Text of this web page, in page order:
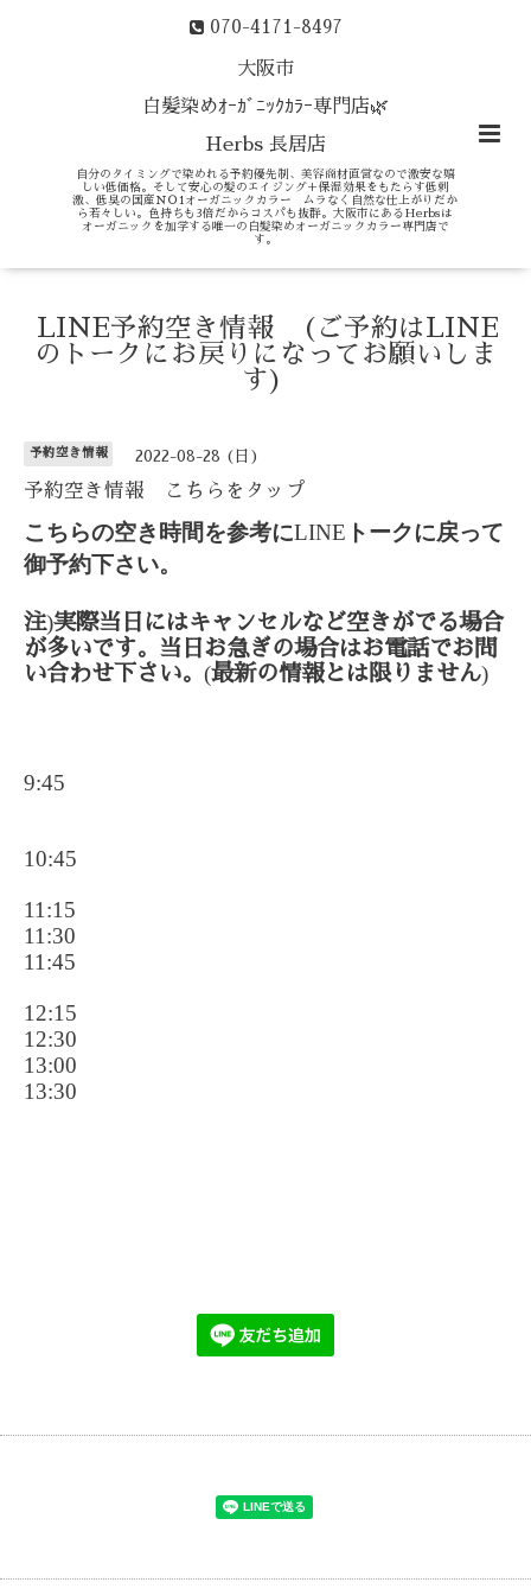
070-4171-8497
大阪市
白髪染めｵｰｶﾞﾆｯｸｶﾗｰ専門店🌿
Herbs 長居店
自分のタイミングで染めれる予約優先制、美容商材直営なので激安な嬉
しい低価格。そして安心の髪のエイジング＋保湿効果をもたらす低刺
激、低臭の国産ＮＯ1オーガニックカラー ムラなく自然な仕上がりだか
ら若々しい。色持ちも3倍だからコスパも抜群。大阪市にあるHerbsは
オーガニックを加学する唯一の白髪染めオーガニックカラー専門店で
す。
LINE予約空き情報 (ご予約はLINE
のトークにお戻りになってお願いしま
す)
予約空き情報 2022-08-28 (日)
予約空き情報 こちらをタップ
こちらの空き時間を参考にLINE トークに戻って
御予約下さい。
注)実際当日にはキャンセルなど空きがでる場合
が多いです。当日お急ぎの場合はお電話でお問
い合わせ下さい。 (最新の情報とは限りません)
9:45
10:45
11:15
11:30
11:45
12:15
12:30
13:00
13:30